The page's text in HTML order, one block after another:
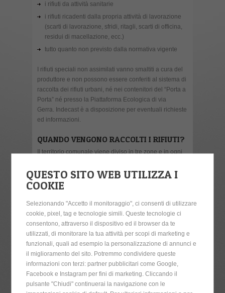
i rifiuti da attività sanitarie
i rifiuti ricadenti dalla propria attività di lavorazione
(scarti di lavorazione, sfridi, ritagli, scarti di officina,
residui di macellazione, ecc.)
tutto quanto non previsto dalla normativa vigente
I rifiuti speciali non assimilati vanno smaltiti a cura del
produttore e non possono essere conferiti al sistema di
raccolta dei rifiuti urbani, né nei contenitori del “Porta a
Porta” né presso la Piattaforma Ecologica di via
Gerra. Indecast è a disposizione per eventuali richieste
ed informazioni.
QUANDO VENGONO RACCOLTI I RIFIUTI?
Il territorio comunale viene diviso in tre zone e in ogni
settimanali come di seguito indicato. Esigenze
particolari andranno valutate con i nostri
case di riposo, ecc. la frequenza di raccolta potrà
essere aumentata in accordo con i nostri uffici, in
funzione della produzione specifica di rifiuto.
COME E DOVE VANNO DEPOSITATI I
RIFIUTI?
I rifiuti vanno posti all’interno dei contenitori ed esposti
lungo la via pubblica in prossimità della propria sede,
in un luogo ben visibile agli addetti la raccolta. Se la
QUESTO SITO WEB UTILIZZA I
COOKIE
Selezionando "Accetto il monitoraggio", ci consenti di utilizzare
cookie, pixel, tag e tecnologie simili. Queste tecnologie ci
consentono, attraverso il dispositivo ed il browser da te
utilizzati, di monitorare la tua attività per scopi di marketing e
funzionali, quali ad esempio la personalizzazione di annunci e
il miglioramento del sito. Potremmo condividere queste
informazioni con terzi: partner pubblicitari come Google,
Facebook e Instagram per fini di marketing. Cliccando il
pulsante "Chiudi" continuerai la navigazione con le